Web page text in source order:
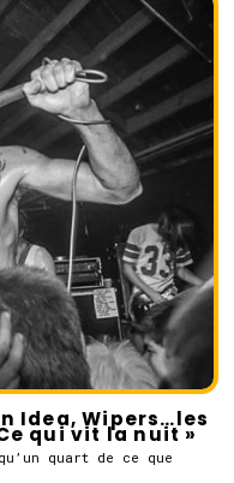
Idea, Wipers…les
qui vit la nuit »
quart de ce que